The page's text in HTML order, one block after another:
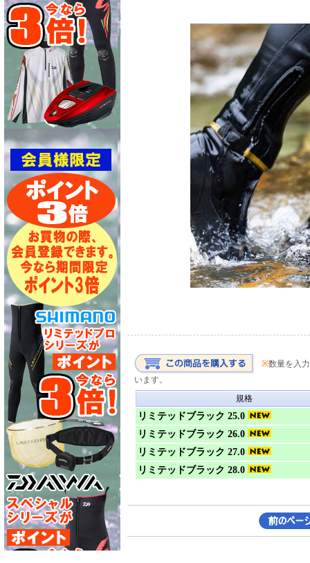
※数量を入
います。
規格
リミテッドブラック 25.0
リミテッドブラック 26.0
リミテッドブラック 27.0
リミテッドブラック 28.0